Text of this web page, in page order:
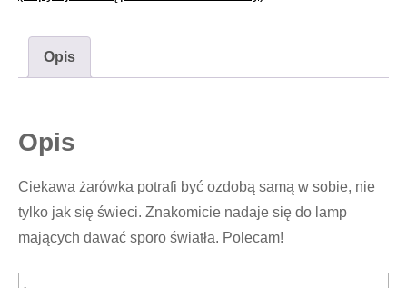
Opis
Opis
Ciekawa żarówka potrafi być ozdobą samą w sobie, nie
tylko jak się świeci. Znakomicie nadaje się do lamp
mających dawać sporo światła. Polecam!